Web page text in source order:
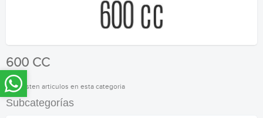
600 CC
No existen articulos en esta categoria
Subcategorías